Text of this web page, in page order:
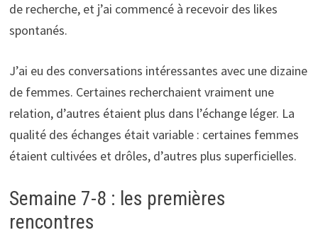
de recherche, et j’ai commencé à recevoir des likes
spontanés.
J’ai eu des conversations intéressantes avec une dizaine
de femmes. Certaines recherchaient vraiment une
relation, d’autres étaient plus dans l’échange léger. La
qualité des échanges était variable : certaines femmes
étaient cultivées et drôles, d’autres plus superficielles.
Semaine 7-8 : les premières
rencontres